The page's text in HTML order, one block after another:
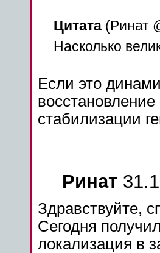
Цитата(Ринат
Насколько
Если это
восстановление
стабилизации
Ринат
Здравствуйте,
Сегодня
локализация в